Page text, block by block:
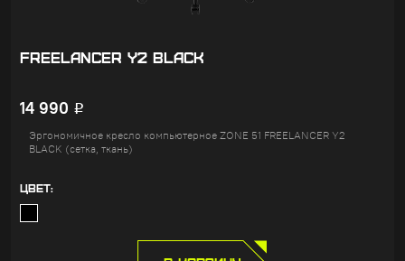
FREELANCER Y2 BLACK
14 990 Р
Эргономичное кресло компьютерное ZONE 51 FREELANCER Y2
BLACK (сетка, ткань)
ЦВЕТ: